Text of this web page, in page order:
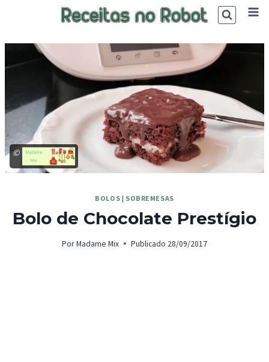
©
BOLOS | SOBREMESAS
Bolo de Chocolate Prestígio
Por Madame Mix Publicado 28/09/2017